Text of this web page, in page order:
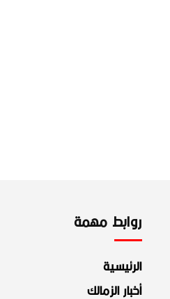
روابط مهمة
الرئيسية
أخبار الزمالك